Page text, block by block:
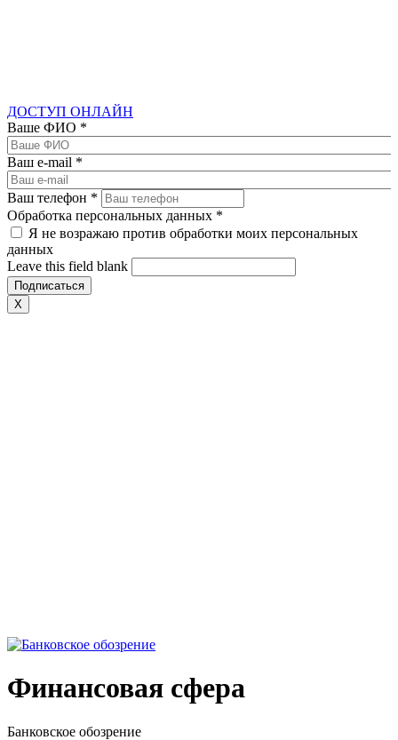
ДОСТУП ОНЛАЙН
Ваше ФИО *
Ваш e-mail *
Ваш телефон *
Обработка персональных данных *
Я не возражаю против обработки моих персональных
данных
Leave this field blank
X
Финансовая сфера
Банковское обозрение